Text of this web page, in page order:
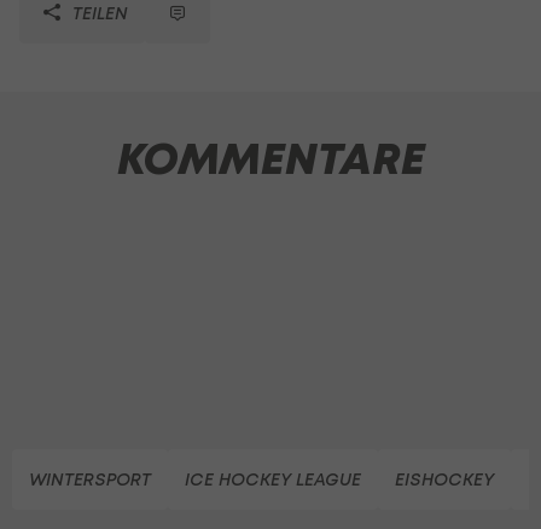
TEILEN
KOMMENTARE
WINTERSPORT ICE HOCKEY LEAGUE EISHOCKEY